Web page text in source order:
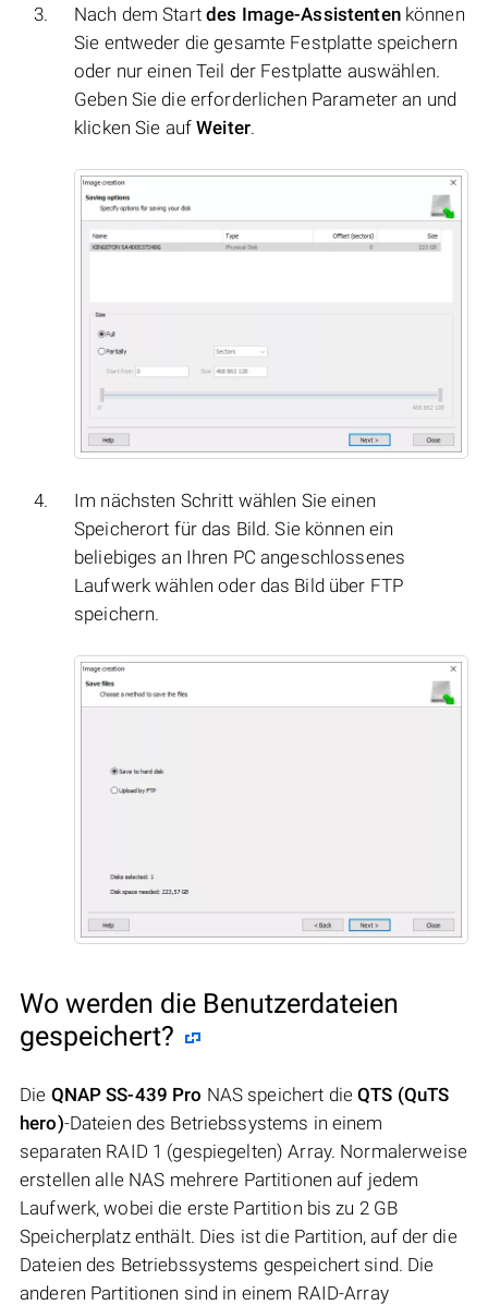
Nach dem Start des Image-Assistentenkönnen
Sie entweder die gesamte Festplatte speichern
oder nur einen Teil der Festplatte auswählen.
Geben Sie die erforderlichen Parameter an und
klicken Sie aufWeiter.
Im nächsten Schritt wählen Sie einen
Speicherort für das Bild. Sie können ein
beliebiges an Ihren PC angeschlossenes
Laufwerk wählen oder das Bild über FTP
speichern.
Wo werden die Benutzerdateien
gespeichert?
Die QNAP SS-439 Pro NAS speichert dieQTS (QuTS
hero)-Dateien des Betriebssystems in einem
separaten RAID 1 (gespiegelten) Array. Normalerweise
erstellen alle NAS mehrere Partitionen auf jedem
Laufwerk, wobei die erste Partition bis zu 2 GB
Speicherplatz enthält. Dies ist die Partition, auf der die
Dateien des Betriebssystems gespeichert sind. Die
anderen Partitionen sind in einem RAID-Array